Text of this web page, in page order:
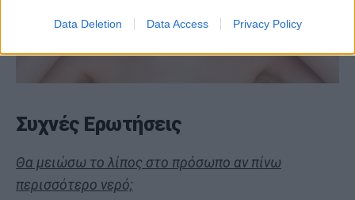
Data Deletion Data Access Privacy Policy
Συχνές Ερωτήσεις
Θα μειώσω το λίπος στο πρόσωπο αν πίνω
περισσότερο νερό;